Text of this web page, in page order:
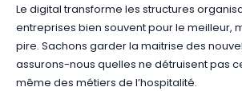
Le digital transforme les structures
entreprises bien souvent pour le meilleur,
pire. Sachons garder la maitrise des
assurons-nous quelles ne détruisent pas
même des métiers de l’hospitalité.